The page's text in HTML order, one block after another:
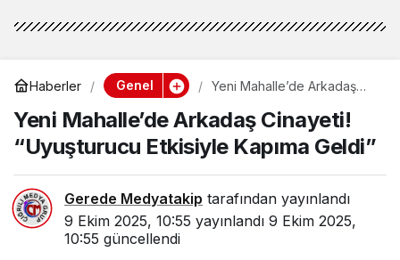
Haberler Genel
Yeni Mahalle’de Arkadaş
Etkisiyle Kapıma Geldi”
Yeni Mahalle’de Arkadaş Cinayeti!
“Uyuşturucu Etkisiyle Kapıma Geldi”
Gerede Medyatakip tarafından yayınlandı
9 Ekim 2025, 10:55 yayınlandı 9 Ekim 2025,
10:55 güncellendi